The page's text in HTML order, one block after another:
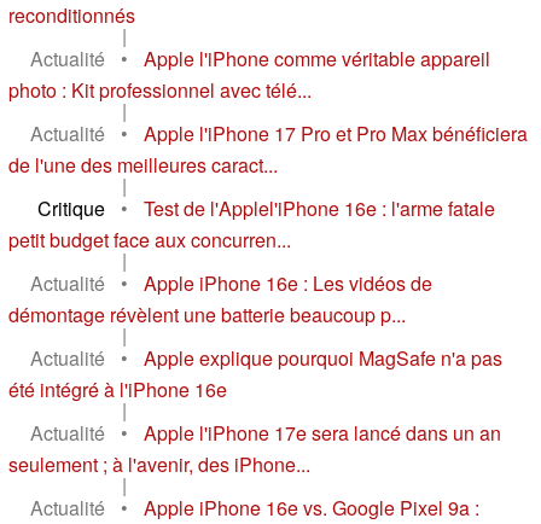
reconditionnés
|
Actualité
•
Apple l'iPhone comme véritable appareil
photo : Kit professionnel avec télé...
|
Actualité
•
Apple l'iPhone 17 Pro et Pro Max bénéficiera
de l'une des meilleures caract...
|
Critique
•
Test de l'Applel'iPhone 16e : l'arme fatale
petit budget face aux concurren...
|
Actualité
•
Apple iPhone 16e : Les vidéos de
démontage révèlent une batterie beaucoup p...
|
Actualité
•
Apple explique pourquoi MagSafe n'a pas
été intégré à l'iPhone 16e
|
Actualité
•
Apple l'iPhone 17e sera lancé dans un an
seulement ; à l'avenir, des iPhone...
|
Actualité
•
Apple iPhone 16e vs. Google Pixel 9a :